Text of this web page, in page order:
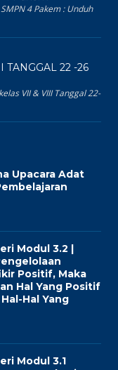
4 Pakem : Unduh
TANGGAL 22 -26
VII & VIII Tanggal 22-
Upacara Adat
Modul 3.2 |
Positif, Maka
Hal Yang Positif
Hal Yang
Modul 3.1